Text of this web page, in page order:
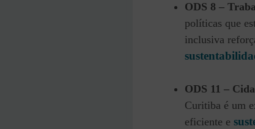
ODS 8 –
políticas que
inclusiva
ODS 11 –
Curitiba é um
eficiente e